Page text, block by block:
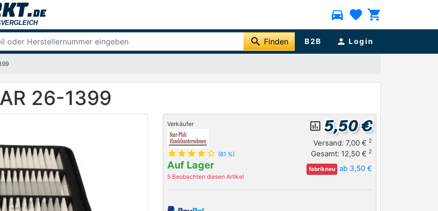
directions_car favorite shopping_cart
search Finden B2B person Login
26-1399
Verkäufer
star star star star star_outline (81 %)
Auf Lager
5 Beobachten diesen Artikel
insert_chart_outlined 5,50 €
Versand: 7,00 € 2
Gesamt: 12,50 € 2
fabrikneu ab 3,50 €